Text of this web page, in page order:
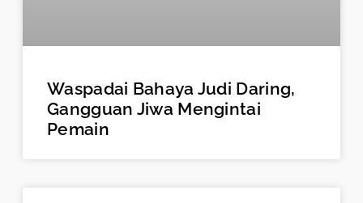
Waspadai Bahaya Judi Daring,
Gangguan Jiwa Mengintai
Pemain